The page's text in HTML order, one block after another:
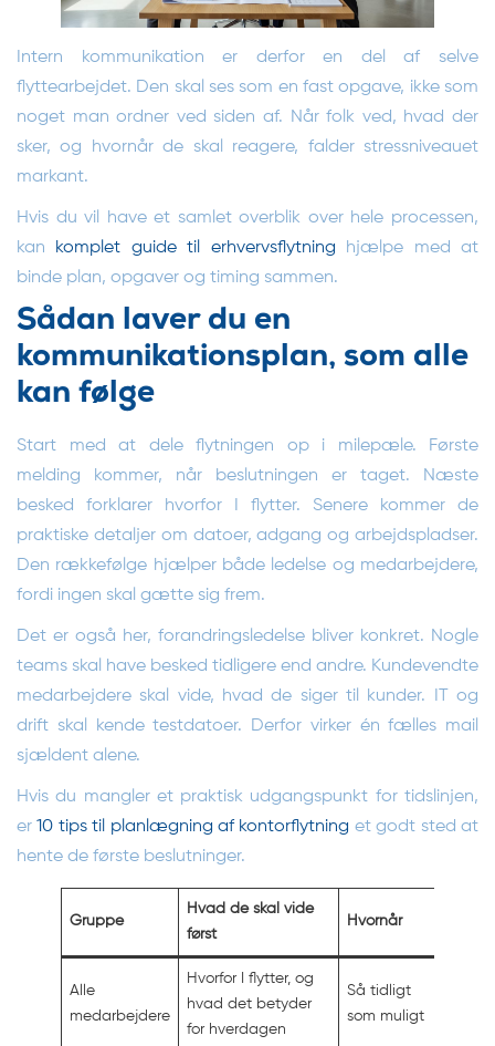
Intern kommunikation er derfor en del af selve
flyttearbejdet. Den skal ses som en fast opgave, ikke som
noget man ordner ved siden af. Når folk ved, hvad der
sker, og hvornår de skal reagere, falder stressniveauet
markant.
Hvis du vil have et samlet overblik over hele processen,
kan komplet guide til erhvervsflytning hjælpe med at
binde plan, opgaver og timing sammen.
Sådan laver du en
kommunikationsplan, som alle
kan følge
Start med at dele flytningen op i milepæle. Første
melding kommer, når beslutningen er taget. Næste
besked forklarer hvorfor I flytter. Senere kommer de
praktiske detaljer om datoer, adgang og arbejdspladser.
Den rækkefølge hjælper både ledelse og medarbejdere,
fordi ingen skal gætte sig frem.
Det er også her, forandringsledelse bliver konkret. Nogle
teams skal have besked tidligere end andre. Kundevendte
medarbejdere skal vide, hvad de siger til kunder. IT og
drift skal kende testdatoer. Derfor virker én fælles mail
sjældent alene.
Hvis du mangler et praktisk udgangspunkt for tidslinjen,
er10 tips til planlægning af kontorflytning et godt sted at
hente de første beslutninger.
Gruppe
Hvad de skal vide
først
Hvornår
Alle
medarbejdere
Hvorfor I flytter, og
hvad det betyder
for hverdagen
Så tidligt
som muligt